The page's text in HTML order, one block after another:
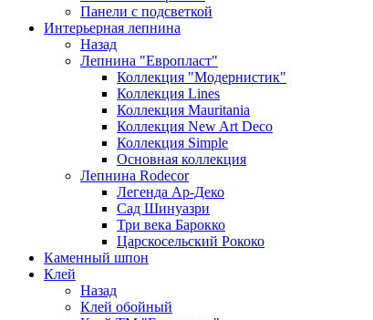
Панели с подсветкой
Интерьерная лепнина
Назад
Лепнина "Европласт"
Коллекция "Модернистик"
Коллекция Lines
Коллекция Mauritania
Коллекция New Art Deco
Коллекция Simple
Основная коллекция
Лепнина Rodecor
Легенда Ар-Деко
Сад Шинуазри
Три века Барокко
Царскосельский Рококо
Каменный шпон
Клей
Назад
Клей обойный